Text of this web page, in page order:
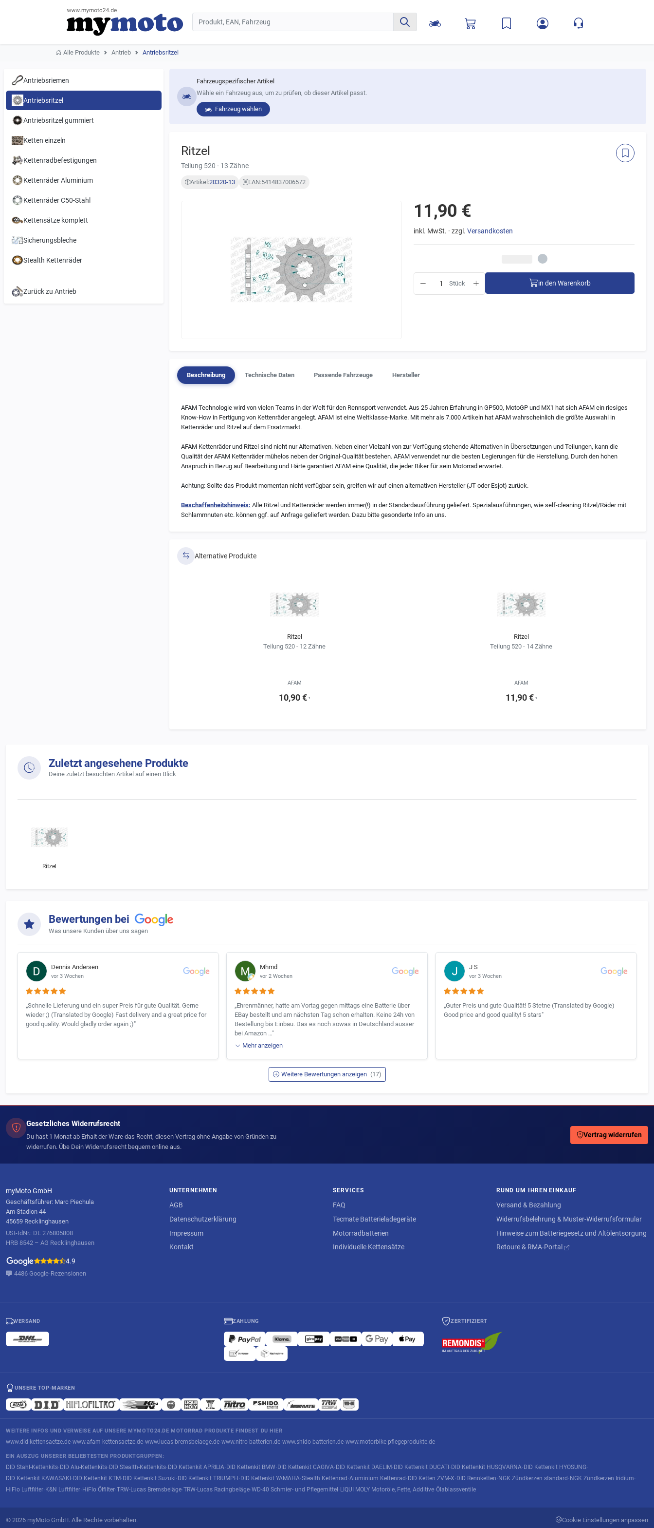
Alle Produkte Antrieb Antriebsritzel
Antriebsriemen
Antriebsritzel
Antriebsritzel gummiert
Ketten einzeln
Kettenradbefestigungen
Kettenräder Aluminium
Kettenräder C50-Stahl
Kettensätze komplett
Sicherungsbleche
Stealth Kettenräder
Zurück zu Antrieb
Fahrzeugspezifischer Artikel
Wähle ein Fahrzeug aus, um zu prüfen, ob dieser Artikel passt.
Fahrzeug wählen
Ritzel
Teilung 520 - 13 Zähne
Artikel:20320-13 EAN:5414837006572
11,90 €
inkl. MwSt. · zzgl. Versandkosten
Stück in den Warenkorb
Beschreibung Technische Daten Passende Fahrzeuge Hersteller
AFAM Technologie wird von vielen Teams in der Welt für den Rennsport verwendet. Aus 25 Jahren Erfahrung in GP500, MotoGP und MX1 hat sich AFAM ein riesiges
Know-How in Fertigung von Kettenräder angelegt. AFAM ist eine Weltklasse-Marke. Mit mehr als 7.000 Artikeln hat AFAM wahrscheinlich die größte Auswahl in
Kettenräder und Ritzel auf dem Ersatzmarkt.
AFAM Kettenräder und Ritzel sind nicht nur Alternativen. Neben einer Vielzahl von zur Verfügung stehende Alternativen in Übersetzungen und Teilungen, kann die
Qualität der AFAM Kettenräder mühelos neben der Original-Qualität bestehen. AFAM verwendet nur die besten Legierungen für die Herstellung. Durch den hohen
Anspruch in Bezug auf Bearbeitung und Härte garantiert AFAM eine Qualität, die jeder Biker für sein Motorrad erwartet.
Achtung: Sollte das Produkt momentan nicht verfügbar sein, greifen wir auf einen alternativen Hersteller (JT oder Esjot) zurück.
Beschaffenheitshinweis: Alle Ritzel und Kettenräder werden immer(!) in der Standardausführung geliefert. Spezialausführungen, wie self-cleaning Ritzel/Räder mit
Schlammnuten etc. können ggf. auf Anfrage geliefert werden. Dazu bitte gesonderte Info an uns.
Alternative Produkte
Ritzel
Teilung 520 - 12 Zähne
AFAM
10,90 € ¹
Ritzel
Teilung 520 - 14 Zähne
AFAM
11,90 € ¹
Zuletzt angesehene Produkte
Deine zuletzt besuchten Artikel auf einen Blick
Ritzel
Bewertungen bei
Was unsere Kunden über uns sagen
Dennis Andersen
vor 3 Wochen
„Schnelle Lieferung und ein super Preis für gute Qualität. Gerne
wieder ;) (Translated by Google) Fast delivery and a great price for
good quality. Would gladly order again ;)"
Mhmd
vor 2 Wochen
„Ehrenmänner, hatte am Vortag gegen mittags eine Batterie über
EBay bestellt und am nächsten Tag schon erhalten. Keine 24h von
Bestellung bis Einbau. Das es noch sowas in Deutschland ausser
bei Amazon …"
Mehr anzeigen
J S
vor 3 Wochen
„Guter Preis und gute Qualität! 5 Stetne (Translated by Google)
Good price and good quality! 5 stars"
Weitere Bewertungen anzeigen (17)
Gesetzliches Widerrufsrecht
Du hast 1 Monat ab Erhalt der Ware das Recht, diesen Vertrag ohne Angabe von Gründen zu
widerrufen. Übe Dein Widerrufsrecht bequem online aus.
Vertrag widerrufen
myMoto GmbH
Geschäftsführer: Marc Piechula
Am Stadion 44
45659 Recklinghausen
USt-IdNr.: DE 276805808
HRB 8542 – AG Recklinghausen
4.9
4486 Google-Rezensionen
UNTERNEHMEN
AGB
Datenschutzerklärung
Impressum
Kontakt
SERVICES
FAQ
Tecmate Batterieladegeräte
Motorradbatterien
Individuelle Kettensätze
RUND UM IHREN EINKAUF
Versand & Bezahlung
Widerrufsbelehrung & Muster-Widerrufsformular
Hinweise zum Batteriegesetz und Altölentsorgung
Retoure & RMA-Portal
VERSAND ZAHLUNG ZERTIFIZIERT
UNSERE TOP-MARKEN
WEITERE INFOS UND VERWEISE AUF UNSERE MYMOTO24.DE MOTORRAD PRODUKTE FINDEST DU HIER
www.did-kettensaetze.de·www.afam-kettensaetze.de·www.lucas-bremsbelaege.de·www.nitro-batterien.de·www.shido-batterien.de·www.motorbike-pflegeprodukte.de
EIN AUSZUG UNSERER BELIEBTESTEN PRODUKTGRUPPEN:
DID Stahl-Kettenkits· DID Alu-Kettenkits· DID Stealth-Kettenkits· DID Kettenkit APRILIA· DID Kettenkit BMW· DID Kettenkit CAGIVA· DID Kettenkit DAELIM· DID Kettenkit DUCATI· DID Kettenkit HUSQVARNA· DID Kettenkit HYOSUNG·
DID Kettenkit KAWASAKI· DID Kettenkit KTM· DID Kettenkit Suzuki· DID Kettenkit TRIUMPH· DID Kettenkit YAMAHA·Stealth Kettenrad·Aluminium Kettenrad· DID Ketten ZVM-X· DID Rennketten· NGK Zündkerzen standard· NGK Zündkerzen Iridium·
HiFlo Luftfilter· K&N Luftfilter· HiFlo Ölfilter·TRW-Lucas Bremsbeläge·TRW-Lucas Racingbeläge·WD-40 Schmier- und Pflegemittel· LIQUI MOLY Motoröle, Fette, Additive·Ölablassventile
© 2026 myMoto GmbH. Alle Rechte vorbehalten. Cookie Einstellungen anpassen